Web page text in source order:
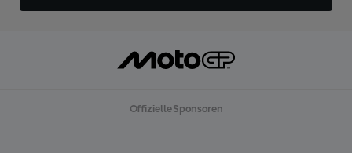
Offizielle Sponsoren